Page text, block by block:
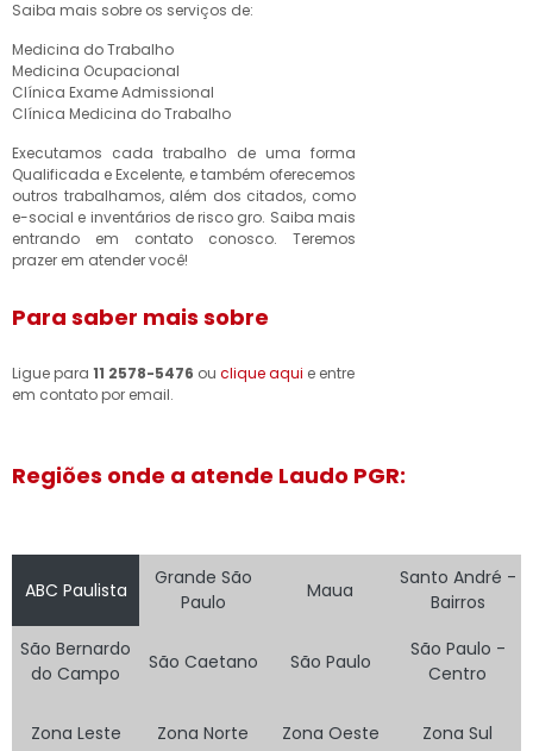
Saiba mais sobre os serviços de:
Medicina do Trabalho
Medicina Ocupacional
Clínica Exame Admissional
Clínica Medicina do Trabalho
Executamos cada trabalho de uma forma
Qualificada e Excelente, e também oferecemos
outros trabalhamos, além dos citados, como
e-social e inventários de risco gro. Saiba mais
entrando em contato conosco. Teremos
prazer em atender você!
Para saber mais sobre
Ligue para 11 2578-5476 ou clique aqui e entre
em contato por email.
Regiões onde a atende Laudo PGR:
ABC Paulista
Grande São
Paulo
Maua
Santo André -
Bairros
São Bernardo
do Campo
São Caetano São Paulo
São Paulo -
Centro
Zona Leste Zona Norte Zona Oeste Zona Sul